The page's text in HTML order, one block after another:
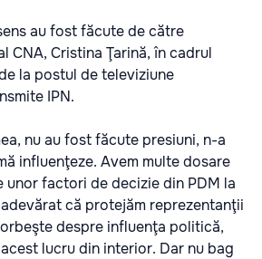
au fost făcute de către
CNA, Cristina Ţarină, în cadrul
la postul de televiziune
IPN.
nu au fost făcute presiuni, n-a
influenţeze. Avem multe dosare
unor factori de decizie din PDM la
că protejăm reprezentanţii
despre influenţa politică,
lucru din interior. Dar nu bag